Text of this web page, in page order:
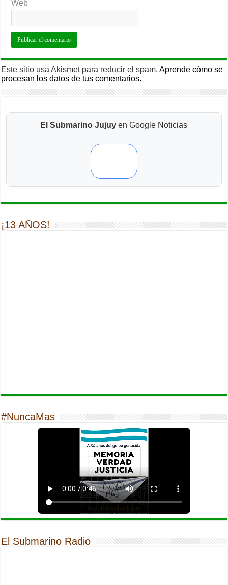
Web
Este sitio usa Akismet para reducir el spam.Aprende cómo se
procesan los datos de tus comentarios.
El Submarino Jujuy en Google Noticias
¡13 AÑOS!
#NuncaMas
El Submarino Radio